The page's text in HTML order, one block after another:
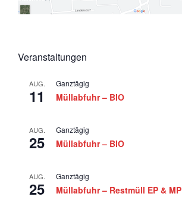
Veranstaltungen
AUG.
11
Ganztägig
Müllabfuhr – BIO
AUG.
25
Ganztägig
Müllabfuhr – BIO
AUG.
25
Ganztägig
Müllabfuhr – Restmüll EP & MP